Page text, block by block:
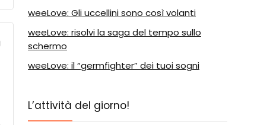
weeLove: Gli uccellini sono così volanti
weeLove: risolvi la saga del tempo sullo
schermo
weeLove: il “germfighter” dei tuoi sogni
L’attività del giorno!